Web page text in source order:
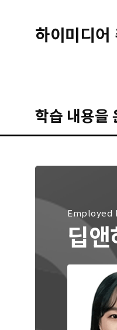
하이미디
학습 내용을
Employed
딥